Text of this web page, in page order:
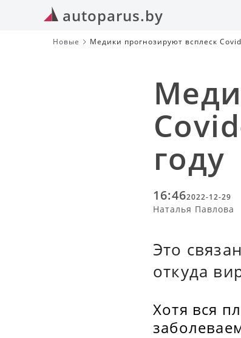
autoparus.by
Новые Медики прогнозируют всплеск
году
16:462022-12-29
Наталья Павлова
Это
откуда
Хотя вся